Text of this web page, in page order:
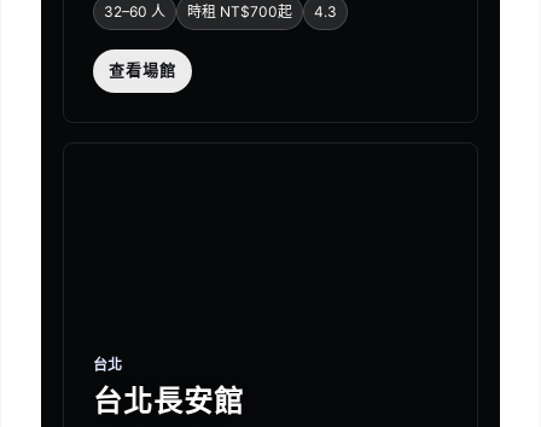
32–60 人 時租 NT$700起 4.3
查看場館
台北
台北長安館